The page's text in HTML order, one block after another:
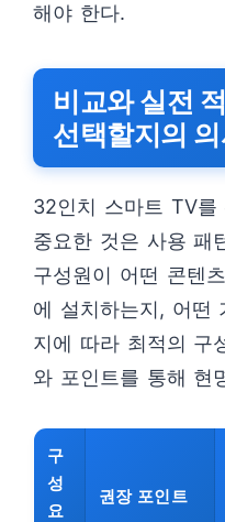
해야 한다.
비교와 실전
선택할지의
32인치 스마트 TV를
중요한 것은 사용 패
구성원이 어떤 콘텐
에 설치하는지, 어떤
지에 따라 최적의 구
와 포인트를 통해 현
구
성
요
권장 포인트